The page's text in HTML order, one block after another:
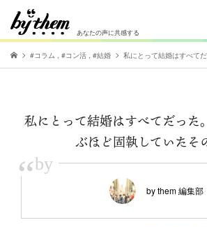
あなたの声に共感する
#コラム , #コン活 , #結婚 私にとって結婚はすべて
私にとって結婚はすべてだった
ぶほど固執していたそ
“by
by them 編集部